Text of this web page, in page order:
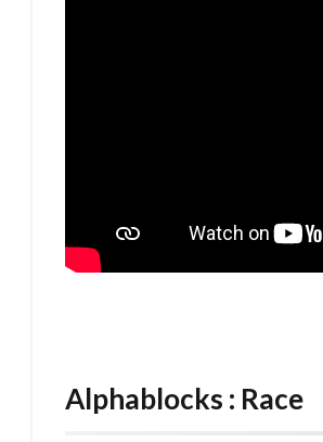
Alphablocks : Race